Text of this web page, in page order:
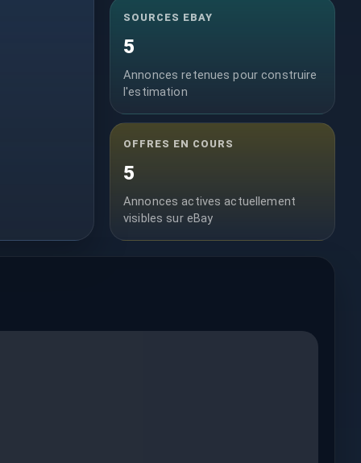
SOURCES EBAY
5
Annonces retenues pour construire
l'estimation
OFFRES EN COURS
5
Annonces actives actuellement
visibles sur eBay